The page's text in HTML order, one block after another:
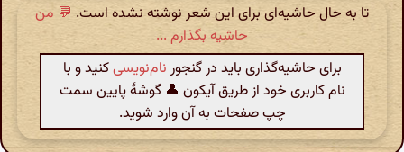
تا به حال حاشیه‌ای برای این شعر نوشته نشده است. 💬 من
حاشیه بگذارم ...
برای حاشیه‌گذاری باید در گنجور نام‌نویسیکنید و با
نام کاربری خود از طریق آیکون 👤 گوشهٔ پایین سمت
چپ صفحات به آن وارد شوید.